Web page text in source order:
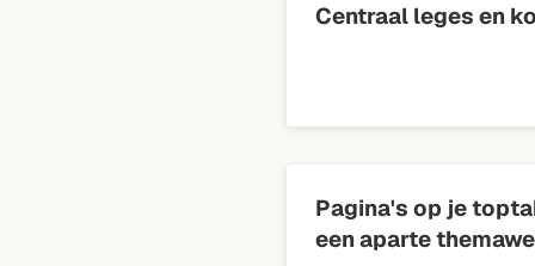
Centraal leges en
Pagina's op je
een aparte